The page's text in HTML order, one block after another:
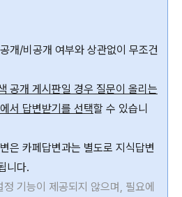
개/비공개 여부와 상관없이 무조건
공개 게시판일 경우 질문이 올리는
서 답변받기를 선택할 수 있습니
은 카페답변과는 별도로 지식답변
니다.
기능이 제공되지 않으며, 필요에